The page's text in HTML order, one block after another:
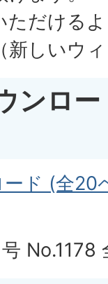
ただける
新しいウ
ンロ
ド (全20
No.1178